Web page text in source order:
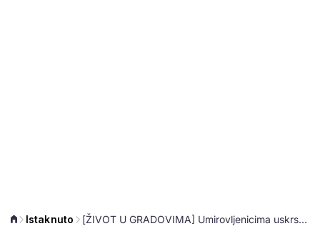
Istaknuto [ŽIVOT U GRADOVIMA] Umirovljenicima uskrsnica, božićnica, odvoz smeća, besplatni prijevoz...